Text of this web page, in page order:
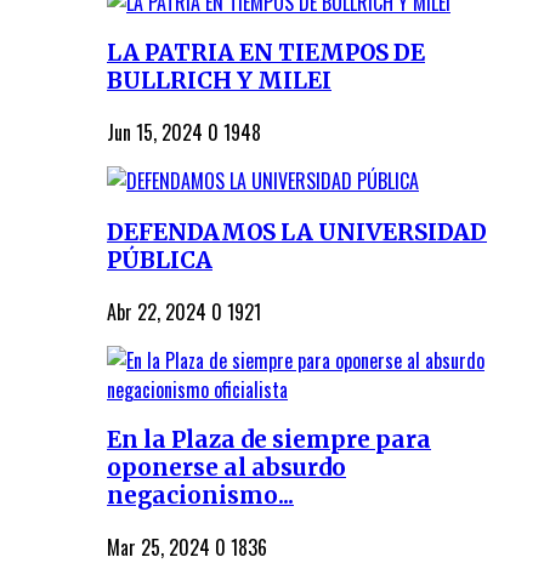
LA PATRIA EN TIEMPOS DE
BULLRICH Y MILEI
Jun 15, 2024 0 1948
DEFENDAMOS LA UNIVERSIDAD
PÚBLICA
Abr 22, 2024 0 1921
En la Plaza de siempre para
oponerse al absurdo
negacionismo...
Mar 25, 2024 0 1836